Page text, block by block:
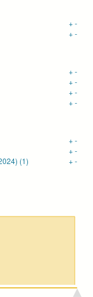
+-
+-
+-
+-
+-
+-
+-
+-
(1) +-